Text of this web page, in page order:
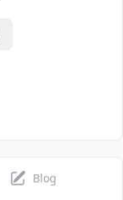
Blog